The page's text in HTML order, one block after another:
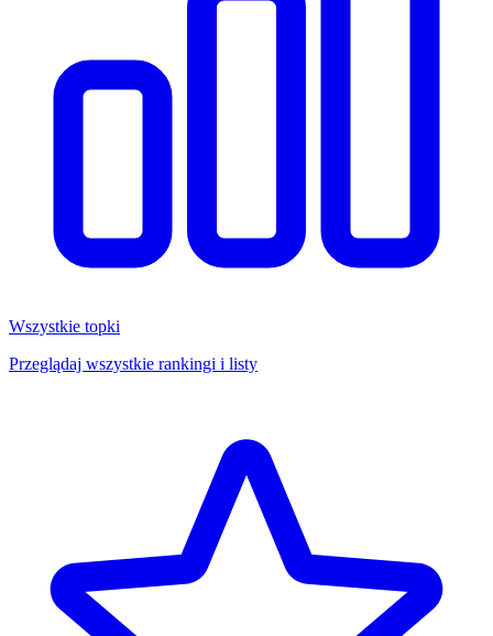
Wszystkie topki
Przeglądaj wszystkie rankingi i listy